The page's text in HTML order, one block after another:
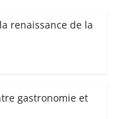
renaissance de la
gastronomie et